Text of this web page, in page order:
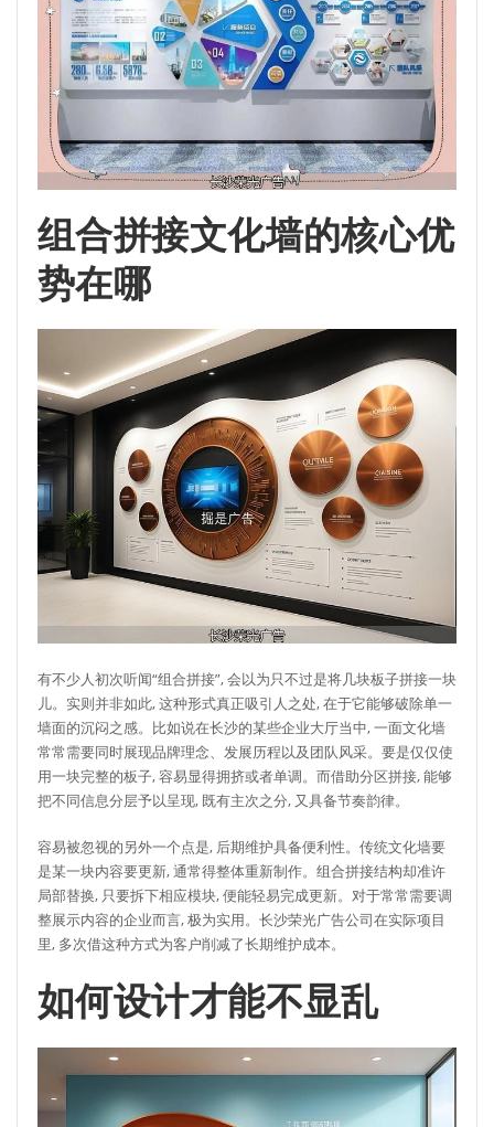
组合拼接文化墙的核心优
势在哪
有不少人初次听闻“组合拼接”, 会以为只不过是将几块板子拼接一块
儿。实则并非如此, 这种形式真正吸引人之处, 在于它能够破除单一
墙面的沉闷之感。比如说在长沙的某些企业大厅当中, 一面文化墙
常常需要同时展现品牌理念、发展历程以及团队风采。要是仅仅使
用一块完整的板子, 容易显得拥挤或者单调。而借助分区拼接, 能够
把不同信息分层予以呈现, 既有主次之分, 又具备节奏韵律。
容易被忽视的另外一个点是, 后期维护具备便利性。传统文化墙要
是某一块内容要更新, 通常得整体重新制作。组合拼接结构却准许
局部替换, 只要拆下相应模块, 便能轻易完成更新。对于常常需要调
整展示内容的企业而言, 极为实用。长沙荣光广告公司在实际项目
里, 多次借这种方式为客户削减了长期维护成本。
如何设计才能不显乱